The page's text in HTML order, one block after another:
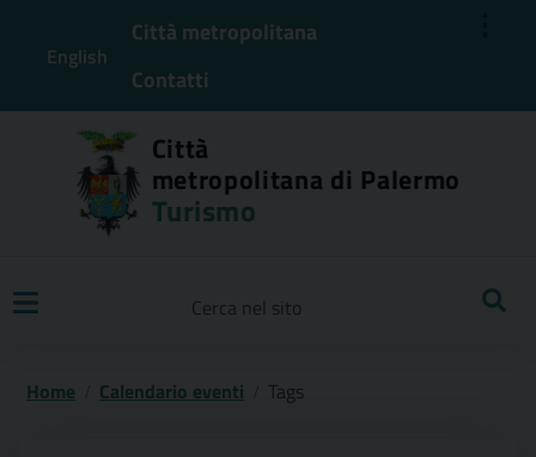
English
Città metropolitana
Contatti
Città
metropolitana di Palermo
Turismo
Home Calendario eventi Tags